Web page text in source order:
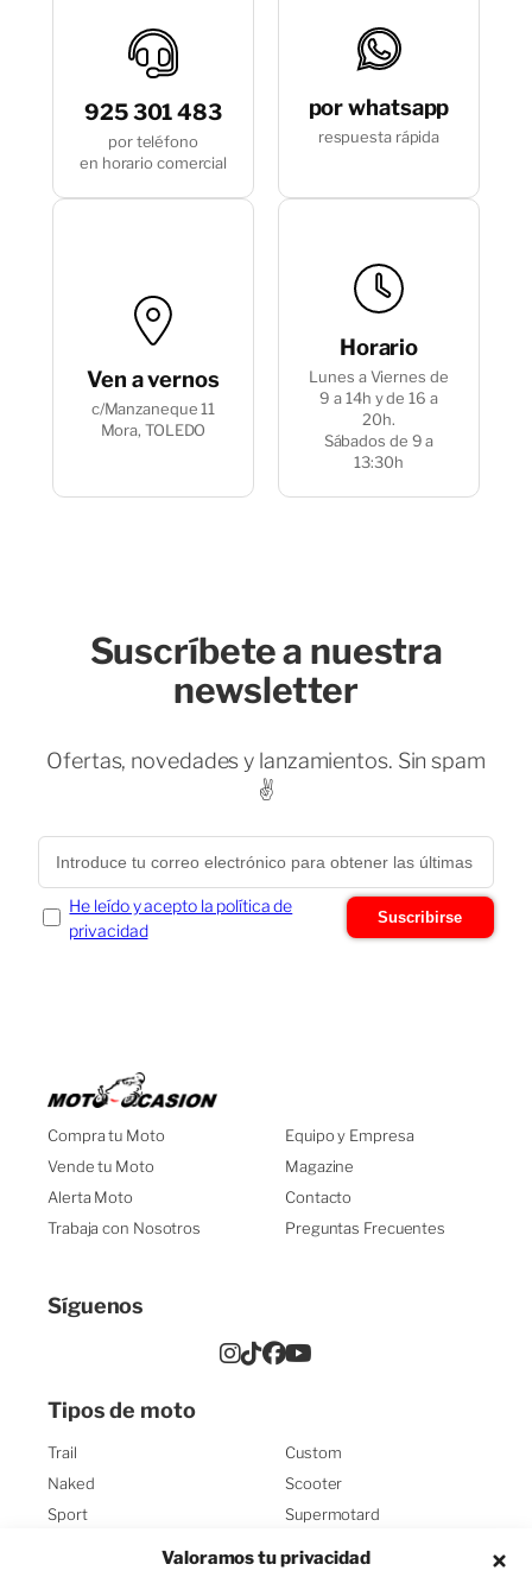
Valoramos tu privacidad
¿En qué te puedo ayudar?
¿TE AYUDAMOS?
MOTO?
¡Te ayudo en lo que necesites!
¡Te la tasamos!
¡Estoy aquí para ayudarte!
En caso de no recibirlo, le recomendamos
ponerse en contacto con nosotros en el
siguiente teléfono +34 621397826.
925 301 483
por teléfono
en horario comercial
por whatsapp
respuesta rápida
Ven a vernos
c/Manzaneque 11
Mora, TOLEDO
Horario
Lunes a Viernes de
9 a 14h y de 16 a
20h.
Sábados de 9 a
13:30h
Suscríbete a nuestra
newsletter
Ofertas, novedades y lanzamientos. Sin spam
✌️
He leído y acepto la política de
privacidad
Suscribirse
Compra tu Moto
Vende tu Moto
Alerta Moto
Trabaja con Nosotros
Equipo y Empresa
Magazine
Contacto
Preguntas Frecuentes
Síguenos
Tipos de moto
Trail
Naked
Sport
Custom
Scooter
Supermotard
Enduro